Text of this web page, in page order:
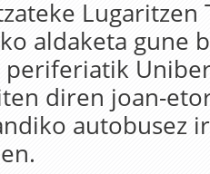
Lugaritzen
aldaketa gune
diren joan-
autobusez